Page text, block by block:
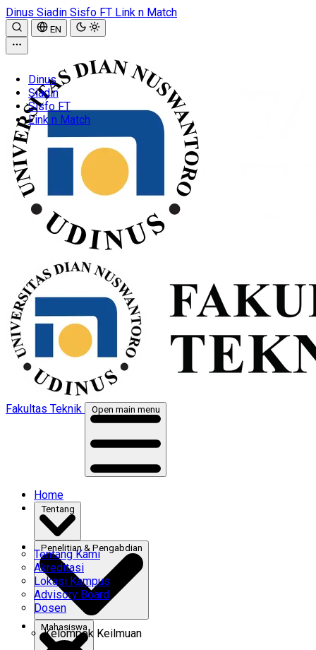
Dinus Siadin Sisfo FT Link n Match
EN
Dinus
Siadin
Sisfo FT
Link n Match
Fakultas Teknik Open main menu
Home
Tentang Kami
Akreditasi
Lokasi Kampus
Advisory Board
Dosen
Kelompok Keilmuan
Mahasiswa